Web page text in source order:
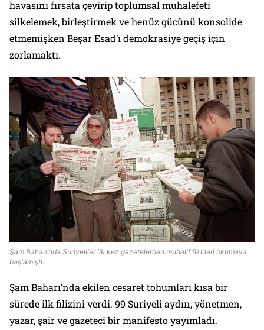
havasını fırsata çevirip toplumsal muhalefeti
silkelemek, birleştirmek ve henüz gücünü konsolide
etmemişken Beşar Esad’ı demokrasiye geçiş için
zorlamaktı.
Şam Baharı’nda Suriyeliler ilk kez gazetelerden muhalif fikirleri okumaya
başlamıştı.
Şam Baharı’nda ekilen cesaret tohumları kısa bir
sürede ilk filizini verdi. 99 Suriyeli aydın, yönetmen,
yazar, şair ve gazeteci bir manifesto yayımladı.